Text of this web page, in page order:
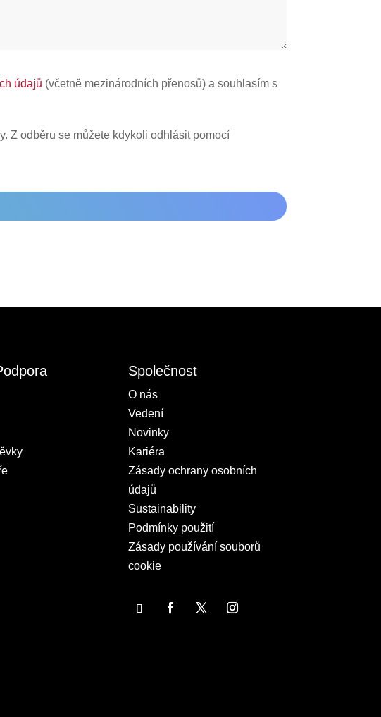
údajů (včetně mezinárodních přenosů) a souhlasím s
Z odběru se můžete kdykoli odhlásit pomocí
Společnost
O nás
Vedení
Novinky
Kariéra
Zásady ochrany osobních
údajů
Sustainability
Podmínky použití
Zásady používání souborů
cookie